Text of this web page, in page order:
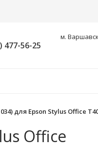
477-56-25
м.
для Epson Stylus Office
Office